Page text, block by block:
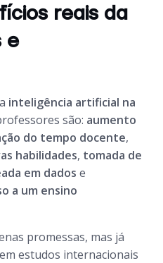
reais da
e
inteligência artificial na
são: aumento
do tempo docente,
habilidades, tomada de
em dados e
a um ensino
promessas, mas já
estudos internacionais